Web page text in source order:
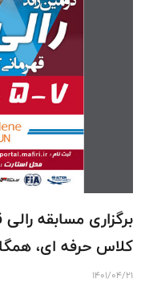
برگزاری مسابقه
کلاس حرفه ای،
1401/04/21